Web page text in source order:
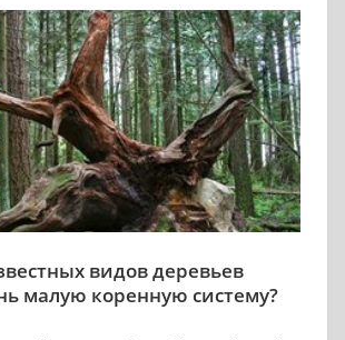
видов деревьев
малую коренную систему?